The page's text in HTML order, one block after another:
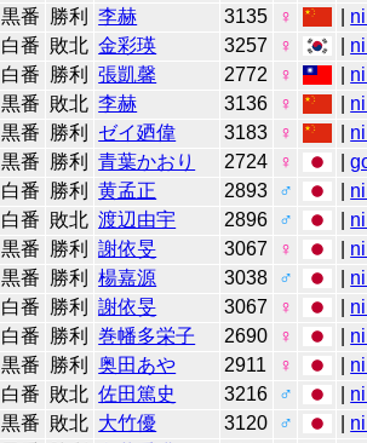
黒番 勝利 李赫 3135 ♀
白番 敗北 金彩瑛 3257 ♀
白番 勝利 張凱馨 2772 ♀
黒番 敗北 李赫 3136 ♀
黒番 勝利 ゼイ廼偉 3183 ♀
黒番 勝利 青葉かおり 2724 ♀ |
白番 勝利 黄孟正 2893 ♂
白番 敗北 渡辺由宇 2896 ♂
黒番 勝利 謝依旻 3067 ♀
黒番 勝利 楊嘉源 3038 ♂
白番 勝利 謝依旻 3067 ♀
白番 勝利 巻幡多栄子 2690 ♀
黒番 勝利 奥田あや 2911 ♀
白番 敗北 佐田篤史 3216 ♂
黒番 敗北 大竹優 3120 ♂